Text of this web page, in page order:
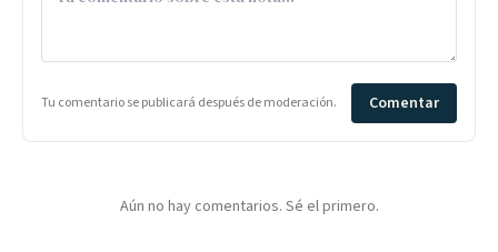
Tu comentario se publicará después de moderación. Comentar
Aún no hay comentarios. Sé el primero.